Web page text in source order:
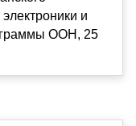
и
ООН, 25